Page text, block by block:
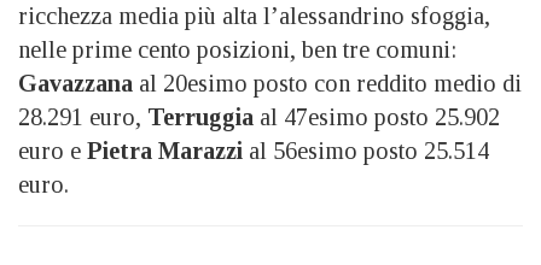
ricchezza media più alta l’alessandrino sfoggia,
nelle prime cento posizioni, ben tre comuni:
Gavazzana al 20esimo posto con reddito medio di
28.291 euro, Terruggia al 47esimo posto 25.902
euro e Pietra Marazzi al 56esimo posto 25.514
euro.